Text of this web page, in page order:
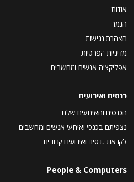
אודות
הנמר
הצהרת נגישות
מדיניות הפרטיות
אפליקציה אנשים ומחשבים
כנסים ואירועים
הכנסים והאירועים שלנו
נצפיתם בכנסי ואירועי אנשים ומחשבים
לקראת כנסים ואירועים קרובים
People & Computers